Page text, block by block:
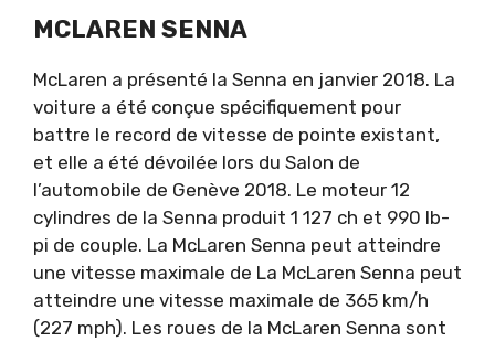
MCLAREN SENNA
McLaren a présenté la Senna en janvier 2018. La
voiture a été conçue spécifiquement pour
battre le record de vitesse de pointe existant,
et elle a été dévoilée lors du Salon de
l’automobile de Genève 2018. Le moteur 12
cylindres de la Senna produit 1 127 ch et 990 lb-
pi de couple. La McLaren Senna peut atteindre
une vitesse maximale de La McLaren Senna peut
atteindre une vitesse maximale de 365 km/h
(227 mph). Les roues de la McLaren Senna sont